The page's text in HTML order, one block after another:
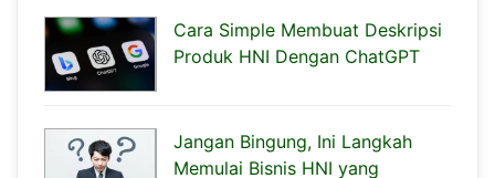
Cara Simple Membuat Deskripsi
Produk HNI Dengan ChatGPT
Jangan Bingung, Ini Langkah
Memulai Bisnis HNI yang